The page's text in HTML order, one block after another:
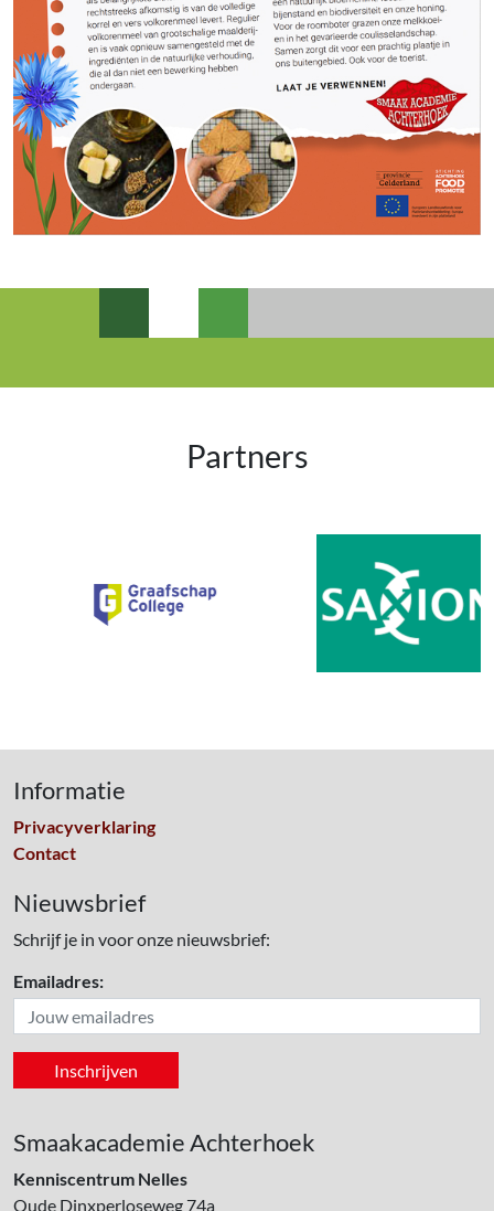
Partners
Informatie
Privacyverklaring
Contact
Nieuwsbrief
Schrijf je in voor onze nieuwsbrief:
Emailadres:
Smaakacademie Achterhoek
Kenniscentrum Nelles
Oude Dinxperloseweg 74a